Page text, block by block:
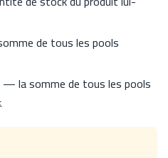
de tous les pools
— la somme de tous les pools
.